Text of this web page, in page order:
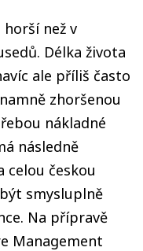
než v
Délka života
ale příliš často
zhoršenou
nákladné
následně
celou českou
smysluplně
Na přípravě
Management